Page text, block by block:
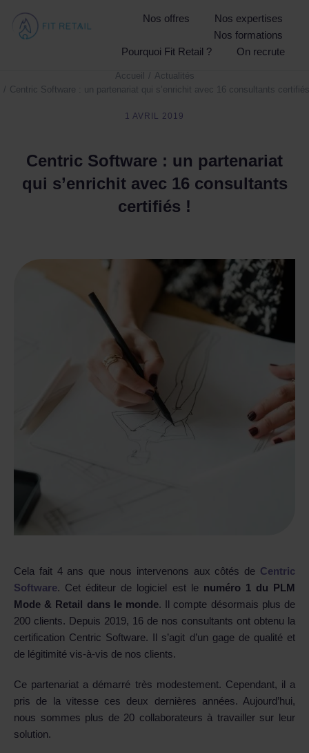
Nos offres
Nos expertises
Nos formations
Pourquoi Fit Retail ?
On recrute
Accueil
Actualités
Centric Software : un partenariat qui s’enrichit avec 16 consultants
1 AVRIL 2019
Centric Software : un partenariat
qui s’enrichit avec 16 consultants
certifiés !
Cela fait 4 ans que nous intervenons aux côtés de Centric
Software. Cet éditeur de logiciel est le numéro 1 du PLM
Mode & Retail dans le monde. Il compte désormais plus de
200 clients. Depuis 2019, 16 de nos consultants ont obtenu la
certification Centric Software. Il s’agit d’un gage de qualité et
de légitimité vis-à-vis de nos clients.
Ce partenariat a démarré très modestement. Cependant, il a
pris de la vitesse ces deux dernières années. Aujourd’hui,
nous sommes plus de 20 collaborateurs à travailler sur leur
solution.